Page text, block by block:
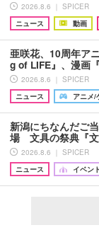
2026.8.6 ｜ SPICER
ニュース
動画
亜咲花、10周年ア
g of LIFE』、漫画
2026.8.6 ｜ SPICER
ニュース
アニメ/
新潟にちなんだご
場 文具の祭典『
2026.8.6 ｜ SPICER
ニュース
イベン